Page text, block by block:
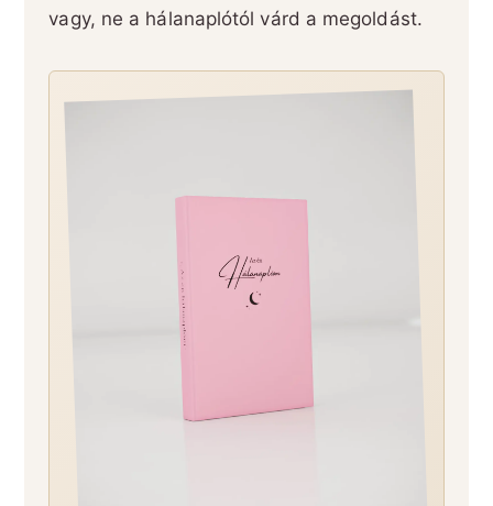
vagy, ne a hálanaplótól várd a megoldást.